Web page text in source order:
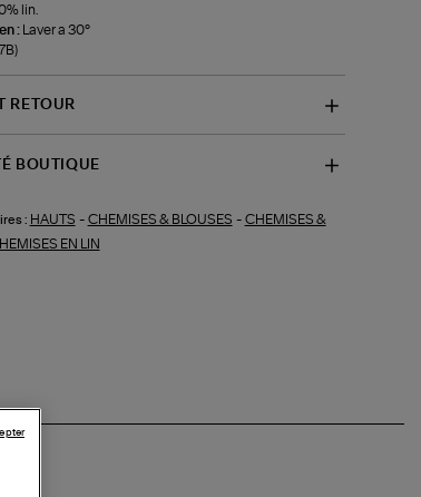
lin.
:
Laver a 30°
RETOUR
BOUTIQUE
: HAUTS - CHEMISES & BLOUSES - CHEMISES &
EN LIN